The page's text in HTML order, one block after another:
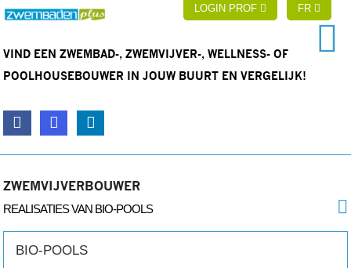
LOGIN PROF FR
VIND EEN ZWEMBAD-, ZWEMVIJVER-, WELLNESS- OF
POOLHOUSEBOUWER IN JOUW BUURT EN VERGELIJK!
ZWEMVIJVERBOUWER
REALISATIES VAN BIO-POOLS
BIO-POOLS